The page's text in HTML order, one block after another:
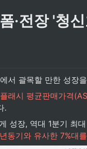
·전장 '청
서 괄목할 만한 성
래시 평균판매가격
.
성장, 역대 1분기 최
동기와 유사한 7%대